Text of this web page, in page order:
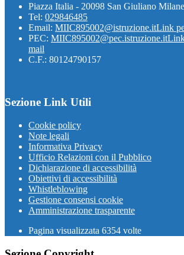
Piazza Italia - 20098 San Giuliano
Tel: 029846485
Email: MIIC895002@istruzione.itLink
PEC: MIIC895002@pec.istruzione.it
mail
C.F.: 80124790157
Sezione Link Utili
Cookie policy
Note legali
Informativa Privacy
Ufficio Relazioni con il Pubblico
Dichiarazione di accessibilità
Obiettivi di accessibilità
Whistleblowing
Gestione consensi cookie
Amministrazione trasparente
Pagina visualizzata 6354 volte